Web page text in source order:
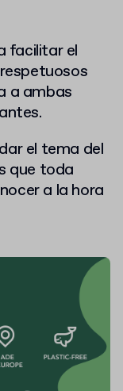
facilitar el
a ambas
el tema del
que toda
a la hora